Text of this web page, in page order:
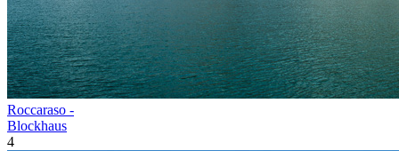
Roccaraso -
Blockhaus
4